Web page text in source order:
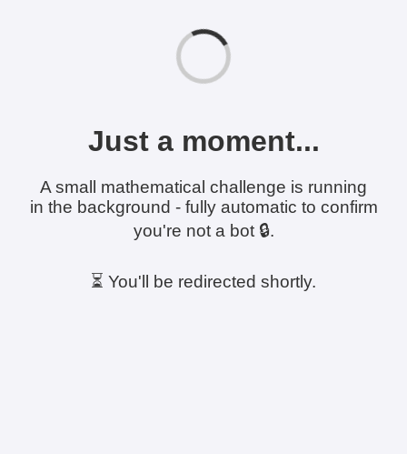
Just a moment...
A small mathematical challenge is running
in the background - fully automatic to confirm
you're not a bot 🔒.
⏳ You'll be redirected shortly.